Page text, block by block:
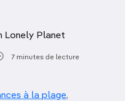
Lonely Planet
7 minutes de lecture
à la plage,